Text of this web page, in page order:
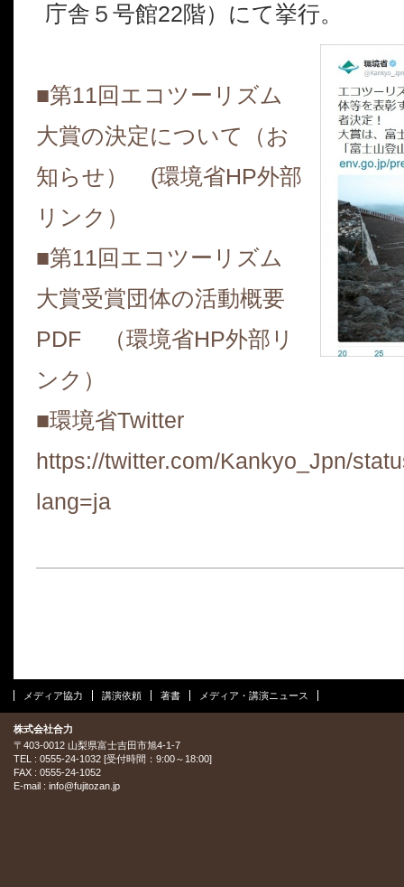
庁舎５号館22階）にて挙行。
■第11回エコツーリズム
大賞の決定について（お
知らせ） (環境省HP外部
リンク）
■第11回エコツーリズム
大賞受賞団体の活動概要
PDF （環境省HP外部リ
ンク）
■環境省Twitter
https://twitter.com/Kankyo_Jpn/
lang=ja
メディア協力 講演依頼 著書 メディア・講演ニュース
株式会社合力
〒403-0012 山梨県富士吉田市旭4-1-7
TEL : 0555-24-1032 [受付時間：9:00～18:00]
FAX : 0555-24-1052
E-mail : info@fujitozan.jp